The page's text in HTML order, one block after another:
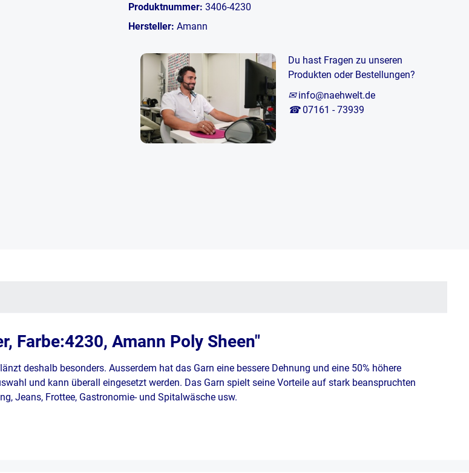
Produktnummer:3406-4230
Hersteller:Amann
Du hast Fragen zu unseren
Produkten oder Bestellungen?
✉ info@naehwelt.de
☎ 07161 - 73939
Farbe:4230, Amann Poly Sheen"
deshalb besonders. Ausserdem hat das Garn eine bessere Dehnung und eine 50% höhere
und kann überall eingesetzt werden. Das Garn spielt seine Vorteile auf stark beanspruchten
Jeans, Frottee, Gastronomie- und Spitalwäsche usw.